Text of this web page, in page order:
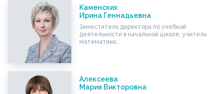
Каменских
Ирина Геннадьевна
Заместитель директора по учебной
деятельности в начальной школе, учитель
математики…
Алексеева
Мария Викторовна